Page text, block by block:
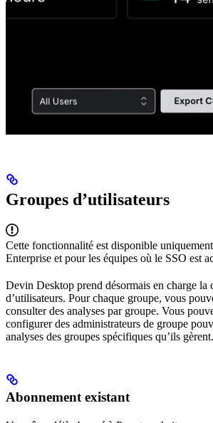
Groupes d’utilisateurs
Cette fonctionnalité est disponible
Enterprise et pour les équipes où le SSO est
Devin Desktop prend désormais en charge la
d’utilisateurs. Pour chaque groupe, vous
consulter des analyses par groupe. Vous
configurer des administrateurs de groupe
analyses des groupes spécifiques qu’ils gèrent.
Abonnement existant